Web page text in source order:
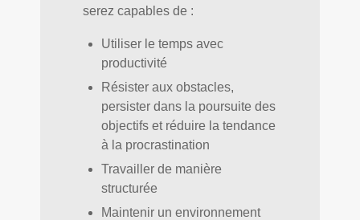
serez capables de :
Utiliser le temps avec
productivité
Résister aux obstacles,
persister dans la poursuite des
objectifs et réduire la tendance
à la procrastination
Travailler de manière
structurée
Maintenir un environnement